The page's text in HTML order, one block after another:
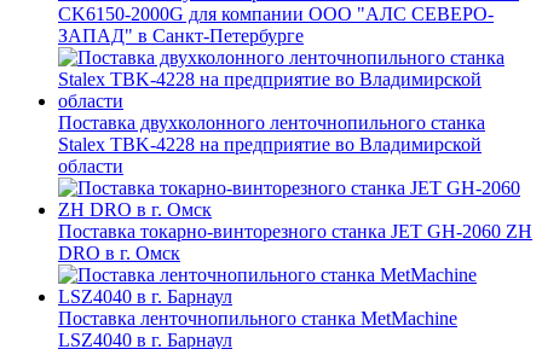
CK6150-2000G для компании ООО "АЛС СЕВЕРО-
ЗАПАД" в Санкт-Петербурге
Поставка двухколонного ленточнопильного станка
Stalex TBK-4228 на предприятие во Владимирской
области
Поставка токарно-винторезного станка JET GH-2060 ZH
DRO в г. Омск
Поставка ленточнопильного станка MetMachine
LSZ4040 в г. Барнаул